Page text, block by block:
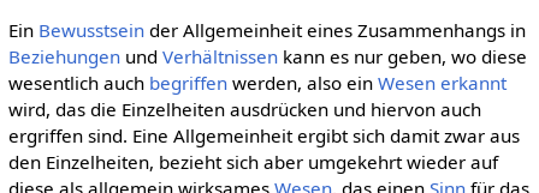
Ein Bewusstseinder Allgemeinheit eines Zusammenhangs in
Beziehungenund Verhältnissenkann es nur geben, wo diese
wesentlich auch begriffenwerden, also ein Wesen erkannt
wird, das die Einzelheiten ausdrücken und hiervon auch
ergriffen sind. Eine Allgemeinheit ergibt sich damit zwar aus
den Einzelheiten, bezieht sich aber umgekehrt wieder auf